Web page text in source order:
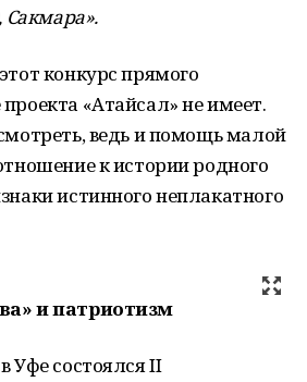
Сакмара».
конкурс прямого
«Атайсал» не имеет.
ведь и помощь малой
к истории родного
истинного неплакатного
и патриотизм
Уфе состоялся II